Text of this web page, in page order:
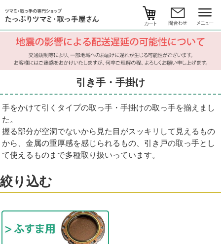
引き手・手掛け
手をかけて引くタイプの取っ手・手掛けの取っ手を揃えまし
た。
握る部分が空洞でないから見た目がスッキリして見えるもの
から、金属の重厚感を感じられるもの、引き戸の取っ手とし
て使えるものまで多種取り扱いっています。
絞り込む